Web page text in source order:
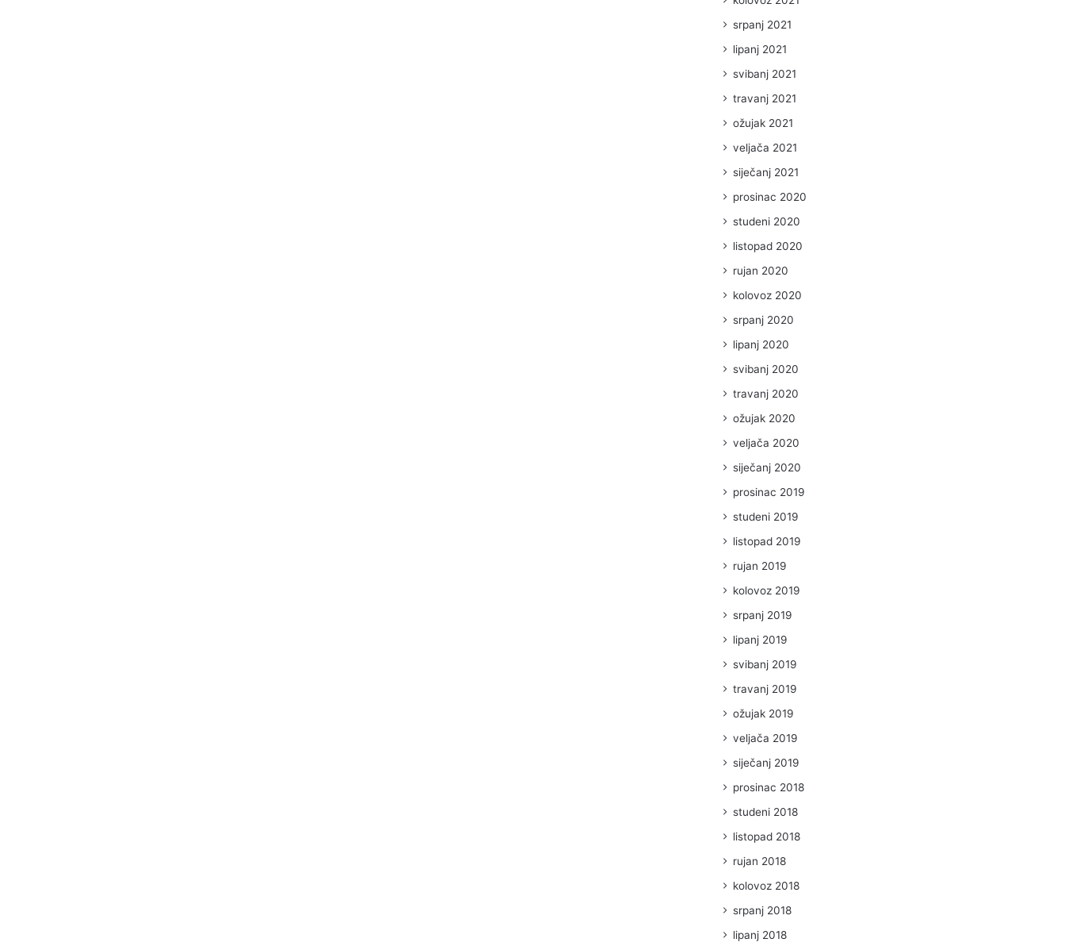
srpanj 2021
lipanj 2021
svibanj 2021
travanj 2021
ožujak 2021
veljača 2021
siječanj 2021
prosinac 2020
studeni 2020
listopad 2020
rujan 2020
kolovoz 2020
srpanj 2020
lipanj 2020
svibanj 2020
travanj 2020
ožujak 2020
veljača 2020
siječanj 2020
prosinac 2019
studeni 2019
listopad 2019
rujan 2019
kolovoz 2019
srpanj 2019
lipanj 2019
svibanj 2019
travanj 2019
ožujak 2019
veljača 2019
siječanj 2019
prosinac 2018
studeni 2018
listopad 2018
rujan 2018
kolovoz 2018
srpanj 2018
lipanj 2018